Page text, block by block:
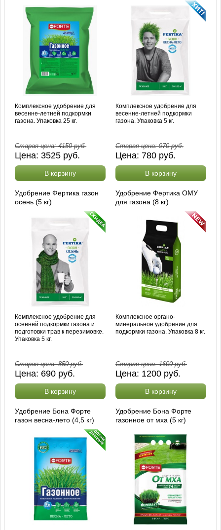
Комплексное удобрение для
весенне-летней подкормки
газона. Упаковка 25 кг.
Старая цена:4150руб.
Цена:3525 руб.
В корзину
Комплексное удобрение для
весенне-летней подкормки
газона. Упаковка 5 кг.
Старая цена:970руб.
Цена: 780 руб.
В корзину
Удобрение Фертика газон
осень (5 кг)
Комплексное удобрение для
осенней подкормки газона и
подготовки трав к перезимовке.
Упаковка 5 кг.
Старая цена:850руб.
Цена: 690 руб.
В корзину
Удобрение Фертика ОМУ
для газона (8 кг)
Комплексное органо-
минеральное удобрение для
подкормки газона. Упаковка 8 кг.
Старая цена:1600руб.
Цена: 1200 руб.
В корзину
Удобрение Бона Форте
газон весна-лето (4,5 кг)
Удобрение Бона Форте
газонное от мха (5 кг)